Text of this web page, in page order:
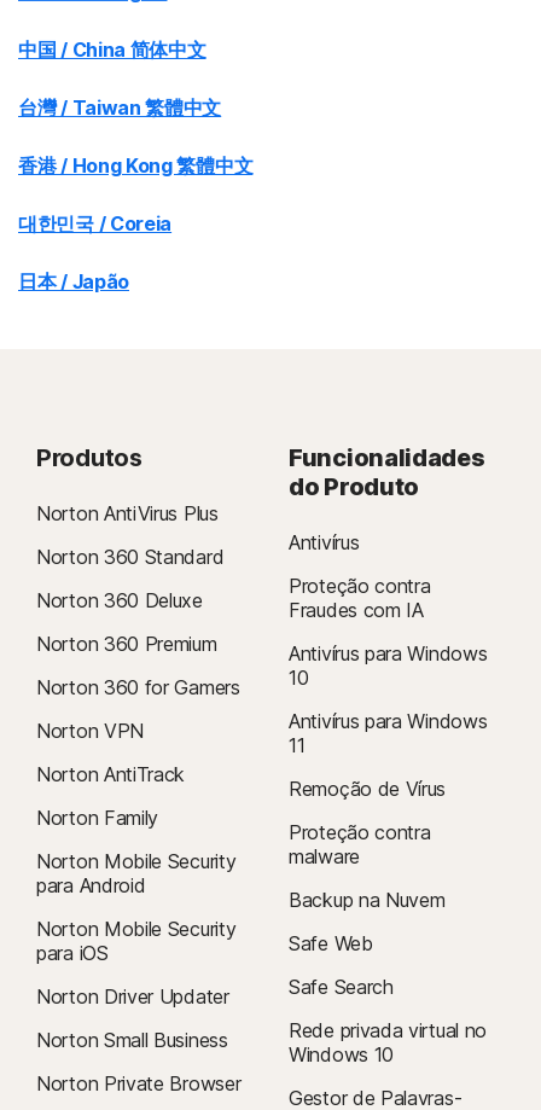
中国 / China 简体中文
台灣 / Taiwan 繁體中文
香港 / Hong Kong 繁體中文
대한민국 / Coreia
日本 / Japão
Produtos
Norton AntiVirus Plus
Norton 360 Standard
Norton 360 Deluxe
Norton 360 Premium
Norton 360 for Gamers
Norton VPN
Norton AntiTrack
Norton Family
Norton Mobile Security
para Android
Norton Mobile Security
para iOS
Norton Driver Updater
Norton Small Business
Norton Private Browser
Funcionalidades
do Produto
Antivírus
Proteção contra
Fraudes com IA
Antivírus para Windows
10
Antivírus para Windows
11
Remoção de Vírus
Proteção contra
malware
Backup na Nuvem
Safe Web
Safe Search
Rede privada virtual no
Windows 10
Gestor de Palavras-